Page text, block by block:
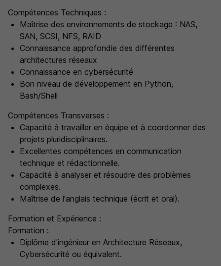
Compétences Techniques :
Maîtrise des environnements de stockage : NAS,
SAN, SCSI, NFS, RAID
Connaissance approfondie des différentes
architectures réseaux
Connaissance en cybersécurité
Bon niveau de développement en Python,
Bash/Shell
Compétences Transverses :
Capacité à travailler en équipe et à coordonner des
projets pluridisciplinaires.
Excellentes compétences en communication
technique et rédactionnelle.
Capacité à analyser et résoudre des problèmes
complexes.
Maîtrise de l'anglais technique (écrit et oral).
Formation et Expérience :
Formation :
Diplôme d'ingénieur en Architecture Réseaux,
Cybersécurité ou équivalent.